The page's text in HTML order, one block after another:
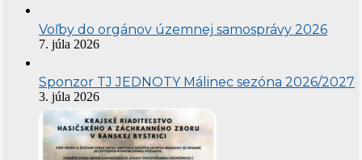
Voľby do orgánov územnej samosprávy 2026
7. júla 2026
Sponzor TJ JEDNOTY Málinec sezóna 2026/2027
3. júla 2026